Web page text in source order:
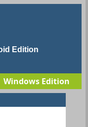
Edition
Windows Edition